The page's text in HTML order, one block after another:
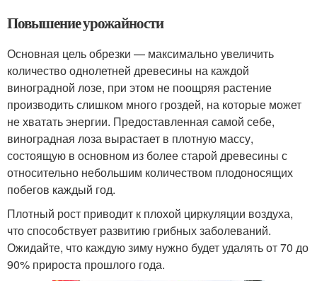
Повышение урожайности
Основная цель обрезки — максимально увеличить
количество однолетней древесины на каждой
виноградной лозе, при этом не поощряя растение
производить слишком много гроздей, на которые может
не хватать энергии. Предоставленная самой себе,
виноградная лоза вырастает в плотную массу,
состоящую в основном из более старой древесины с
относительно небольшим количеством плодоносящих
побегов каждый год.
Плотный рост приводит к плохой циркуляции воздуха,
что способствует развитию грибных заболеваний.
Ожидайте, что каждую зиму нужно будет удалять от 70 до
90% прироста прошлого года.